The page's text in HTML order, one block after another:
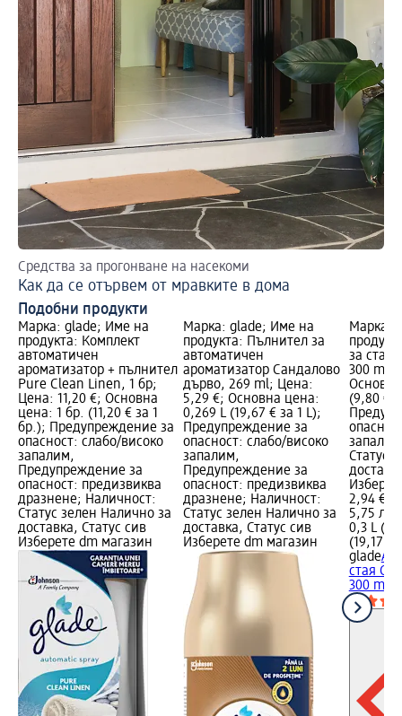
Средства за прогонване на насекоми
Как да се отървем от мравките в дома
Подобни продукти
Марка: glade; Име на
продукта: Комплект
автоматичен
ароматизатор + пълнител
Pure Clean Linen, 1 бр;
Цена: 11,20 €; Основна
цена: 1 бр. (11,20 € за 1
бр.); Предупреждение за
опасност: слабо/високо
запалим,
Предупреждение за
опасност: предизвиква
дразнене; Наличност:
Статус зелен Налично за
доставка, Статус сив
Изберете dm магазин
Марка: glade; Име на
продукта: Пълнител за
автоматичен
ароматизатор Сандалово
дърво, 269 ml; Цена:
5,29 €; Основна цена:
0,269 L (19,67 € за 1 L);
Предупреждение за
опасност: слабо/високо
запалим,
Предупреждение за
опасност: предизвиква
дразнене; Наличност:
Статус зелен Налично за
доставка, Статус сив
Изберете dm магазин
Марка:
за стая
300 ml;
(9,80 €
Статус
2,94 €
5,75 лв.
0,3 L
(19,17
glade
стая
300 ml